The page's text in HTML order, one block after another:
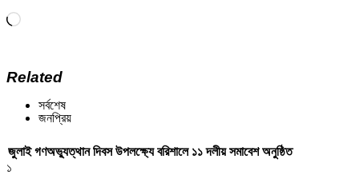
Loading…
Related
সর্বশেষ
জনপ্রিয়
জুলাই গণঅভ্যুত্থান দিবস উপলক্ষ্যে বরিশালে ১১ দলীয় সমাবেশ অনুষ্ঠিত
১